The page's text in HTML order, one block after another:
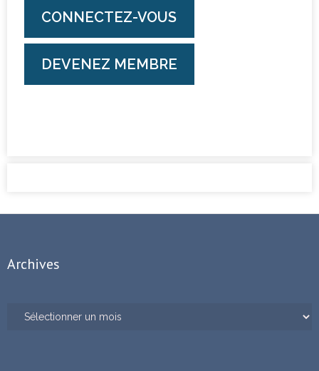
CONNECTEZ-VOUS
DEVENEZ MEMBRE
Archives